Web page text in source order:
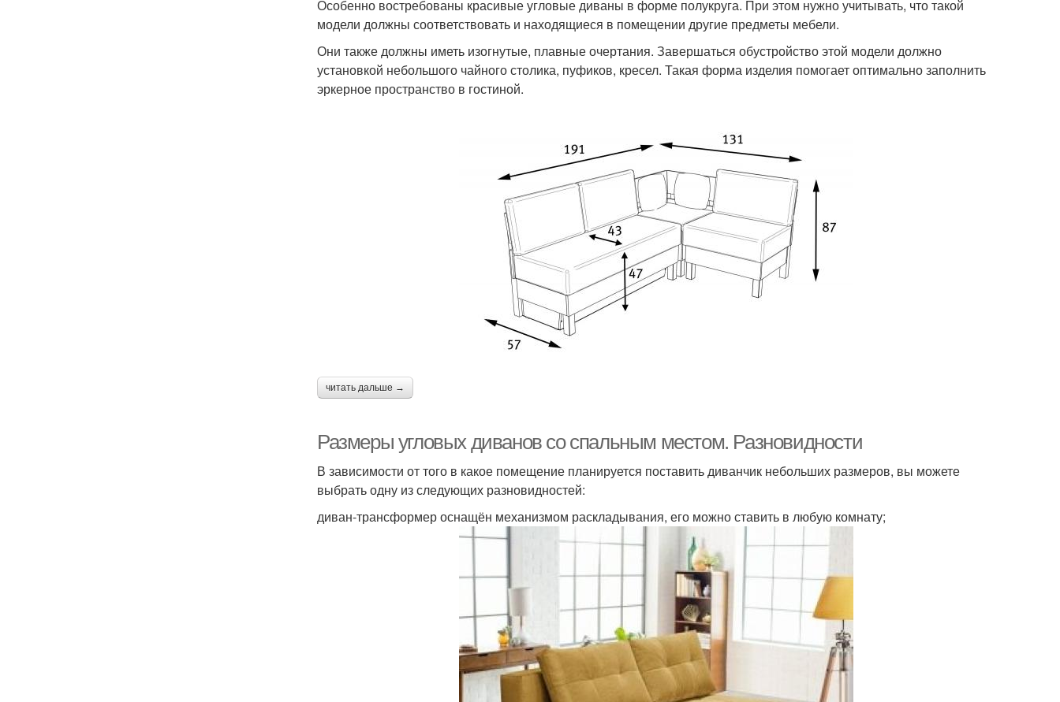
Особенно востребованы красивые угловые диваны в форме полукруга. При этом нужно учитывать, что такой
модели должны соответствовать и находящиеся в помещении другие предметы мебели.
Они также должны иметь изогнутые, плавные очертания. Завершаться обустройство этой модели должно
установкой небольшого чайного столика, пуфиков, кресел. Такая форма изделия помогает оптимально заполнить
эркерное пространство в гостиной.
читать дальше →
Размеры угловых диванов со спальным местом. Разновидности
В зависимости от того в какое помещение планируется поставить диванчик небольших размеров, вы можете
выбрать одну из следующих разновидностей:
диван-трансформер оснащён механизмом раскладывания, его можно ставить в любую комнату;